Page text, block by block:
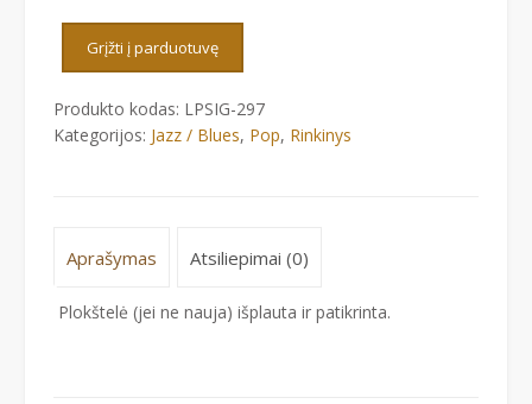
Grįžti į parduotuvę
Produkto kodas: LPSIG-297
Kategorijos: Jazz / Blues, Pop, Rinkinys
Aprašymas Atsiliepimai (0)
Plokštelė (jei ne nauja) išplauta ir patikrinta.